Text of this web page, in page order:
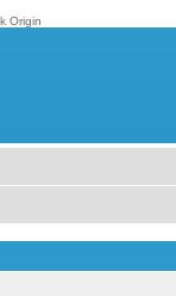
Origin